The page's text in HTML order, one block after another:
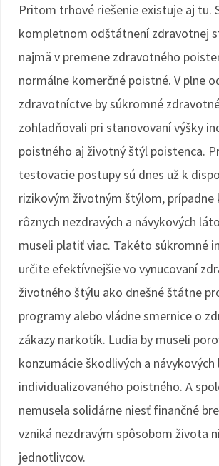
Pritom trhové riešenie existuje aj tu.
kompletnom odštátnení zdravotnej
najmä v premene zdravotného
normálne komerčné poistné. V plne
zdravotníctve by súkromné
zohľadňovali pri stanovovaní výšky
poistného aj životný štýl poistenca.
testovacie postupy sú dnes už k
rizikovým životným štýlom, prípadne
rôznych nezdravých a návykových
museli platiť viac. Takéto súkromné
určite efektívnejšie vo vynucovaní
životného štýlu ako dnešné štátne
programy alebo vládne smernice o
zákazy narkotík. Ľudia by museli
konzumácie škodlivých a
individualizovaného poistného. A
nemusela solidárne niesť finančné
vzniká nezdravým spôsobom života
jednotlivcov.